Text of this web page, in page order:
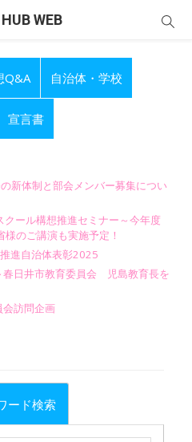
WEB
Q&A 自治体・学校
宣言書
新体制と部会メンバー募集につい
クール構想推進セミナー～今年度
のご講演も実施予定！
進自治体表彰2025
春日井市教育委員会 児島教育長を
会訪問企画
ード検索